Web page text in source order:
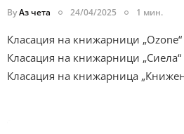
ByАз чета 24/04/2025 1 мин.
Класация на книжарници
Класация на книжарници
Класация на книжарница